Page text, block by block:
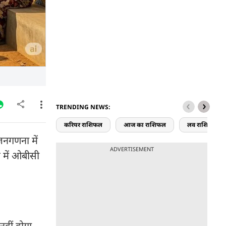
में
में ओबीसी
TRENDING NEWS:
करियर राशिफल आज का राशिफल लव राशिफल
ADVERTISEMENT